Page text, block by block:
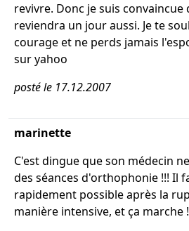
revivre. Donc je suis convaincue
reviendra un jour aussi. Je te
courage et ne perds jamais
sur yahoo
posté le 17.12.2007
marinette
C'est dingue que son médecin
des séances d'orthophonie !!! Il
rapidement possible après la
manière intensive, et ça marche